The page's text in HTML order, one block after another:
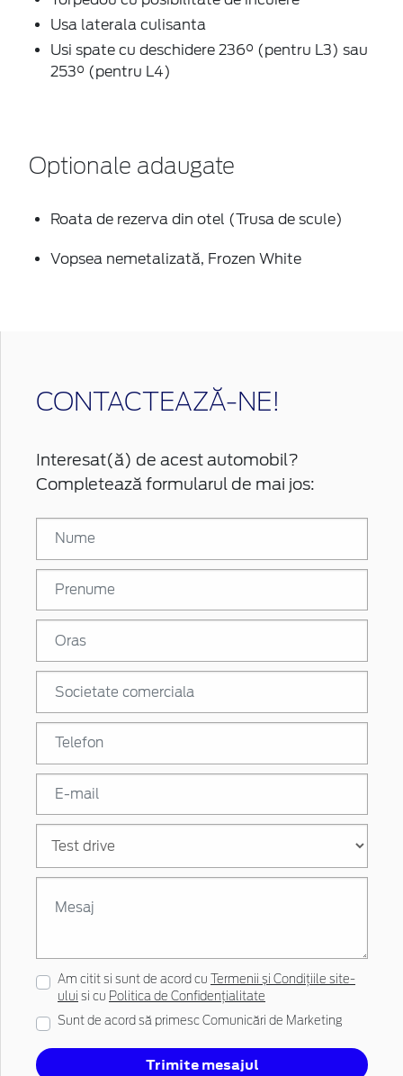
Usa laterala culisanta
Usi spate cu deschidere 236° (pentru L3) sau
253° (pentru L4)
Optionale adaugate
Roata de rezerva din otel (Trusa de scule)
Vopsea nemetalizată, Frozen White
CONTACTEAZĂ-NE!
Interesat(ă) de acest automobil?
Completează formularul de mai jos:
Am citit si sunt de acord cu
Termenii și Condițiile site-
ului si cu Politica de Confidențialitate
Sunt de acord să primesc Comunicări de Marketing
Trimite mesajul